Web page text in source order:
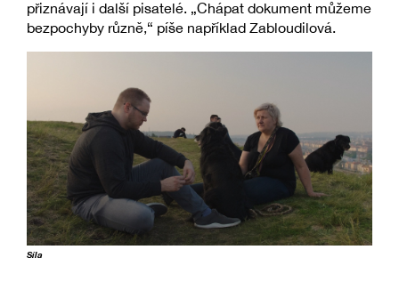
přiznávají i další pisatelé. „Chápat dokument můžeme
bezpochyby různě,“ píše například Zabloudilová.
Síla